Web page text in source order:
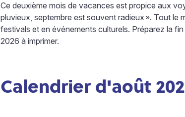
Ce deuxième mois de vacances est propice aux
pluvieux, septembre est souvent radieux». Tout le
festivals et en événements culturels. Préparez la
2026 à imprimer.
Calendrier d'août